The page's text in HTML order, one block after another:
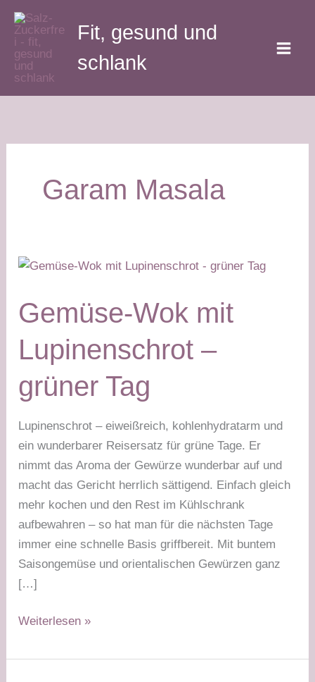
Zum
Inhalt
springen
Fit, gesund und
schlank
Garam Masala
Gemüse-Wok mit
Lupinenschrot –
grüner Tag
Lupinenschrot – eiweißreich, kohlenhydratarm und
ein wunderbarer Reisersatz für grüne Tage. Er
nimmt das Aroma der Gewürze wunderbar auf und
macht das Gericht herrlich sättigend. Einfach gleich
mehr kochen und den Rest im Kühlschrank
aufbewahren – so hat man für die nächsten Tage
immer eine schnelle Basis griffbereit. Mit buntem
Saisongemüse und orientalischen Gewürzen ganz
[…]
Gemüse-
mit
Weiterlesen »